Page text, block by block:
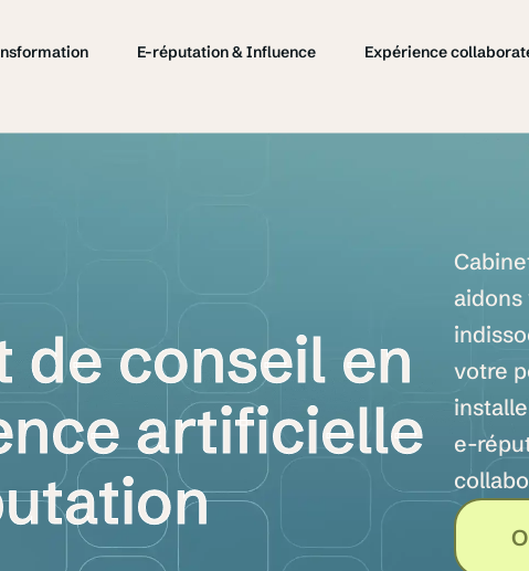
E-réputation & Influence Expérience
de conseil en
artificielle
aidons
votre
e-